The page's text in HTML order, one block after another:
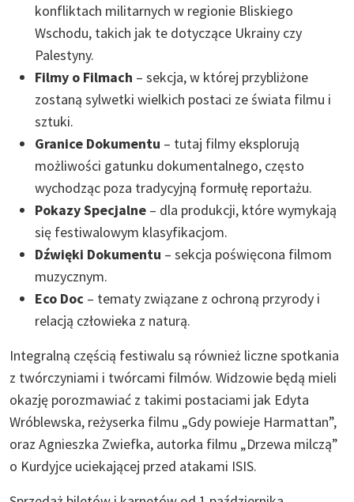
konfliktach militarnych w regionie Bliskiego
Wschodu, takich jak te dotyczące Ukrainy czy
Palestyny.
Filmy o Filmach – sekcja, w której przybliżone
zostaną sylwetki wielkich postaci ze świata filmu i
sztuki.
Granice Dokumentu – tutaj filmy eksplorują
możliwości gatunku dokumentalnego, często
wychodząc poza tradycyjną formułę reportażu.
Pokazy Specjalne – dla produkcji, które wymykają
się festiwalowym klasyfikacjom.
Dźwięki Dokumentu – sekcja poświęcona filmom
muzycznym.
Eco Doc – tematy związane z ochroną przyrody i
relacją człowieka z naturą.
Integralną częścią festiwalu są również liczne spotkania
z twórczyniami i twórcami filmów. Widzowie będą mieli
okazję porozmawiać z takimi postaciami jak Edyta
Wróblewska, reżyserka filmu „Gdy powieje Harmattan”,
oraz Agnieszka Zwiefka, autorka filmu „Drzewa milczą”
o Kurdyjce uciekającej przed atakami ISIS.